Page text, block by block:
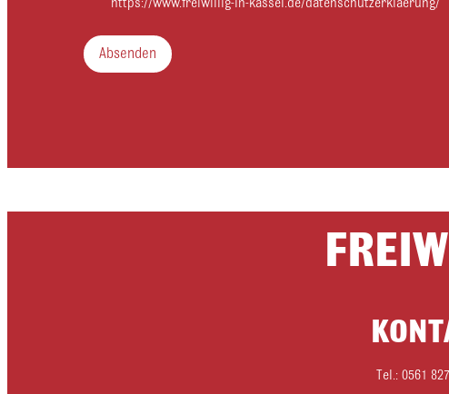
https://www.freiwillig-in-kassel.de/datenschutzerklaerung/
Absenden
Tel.: 0561